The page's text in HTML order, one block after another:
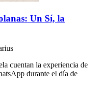
Un Sí, la
cuentan la experiencia de
durante el día de